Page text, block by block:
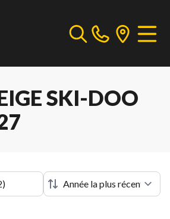
SKI-DOO
)